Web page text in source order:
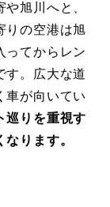
旭川へと、
りの空港は旭
ってからレン
す。広大な道
車が向いてい
巡りを重視す
ります。